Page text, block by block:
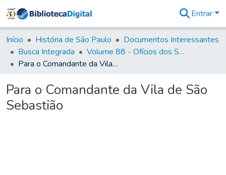
&
Coleções
Tudo na
Biblioteca
Estatísticas
Entrar
Início História de São Paulo
Documentos Interessantes
Busca Integrada
Volume 88 - Ofícios dos Senhores Governadores Interinos da Capitania de São Paulo (1817- 1819)
Para o Comandante da Vila de São Sebastião
Para o Comandante da Vila de São
Sebastião